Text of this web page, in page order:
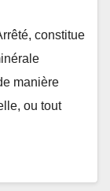
constitue
manière
ou tout